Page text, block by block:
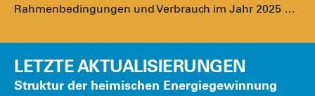
Rah­men­be­din­gun­gen und Ver­brauch im Jahr 2025 …
LETZTE AKTUALISIERUNGEN
Struk­tur der hei­mi­schen Ener­gie­ge­win­nung